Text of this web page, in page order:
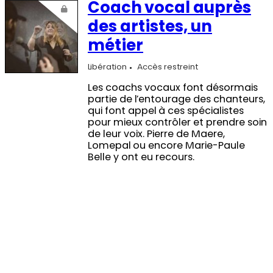
Coach vocal auprès
des artistes, un
métier
Libération Accès restreint
Les coachs vocaux font désormais
partie de l’entourage des chanteurs,
qui font appel à ces spécialistes
pour mieux contrôler et prendre soin
de leur voix. Pierre de Maere,
Lomepal ou encore Marie-Paule
Belle y ont eu recours.